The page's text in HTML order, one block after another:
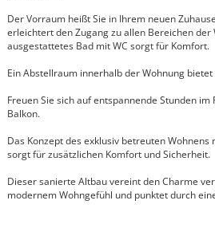
Der Vorraum heißt Sie in Ihrem neuen
erleichtert den Zugang zu allen Bereichen der
ausgestattetes Bad mit WC sorgt für Komfort.
Ein Abstellraum innerhalb der Wohnung
Freuen Sie sich auf entspannende Stunden
Balkon.
Das Konzept des exklusiv betreuten
sorgt für zusätzlichen Komfort und Sicherheit.
Dieser sanierte Altbau vereint den Charme
modernem Wohngefühl und punktet durch